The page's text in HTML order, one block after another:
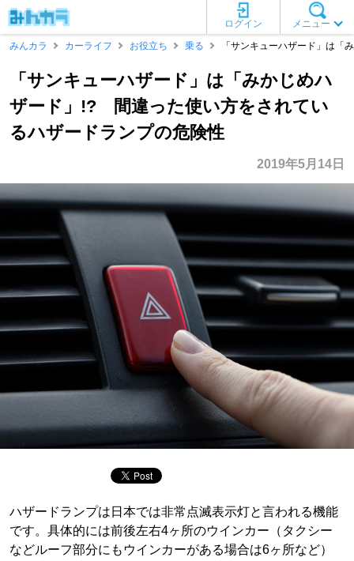
メニュー
ログイン
みんカラ
カーライフ お役立ち 乗る 「サンキューハザード」は
「サンキューハザード」は「みかじめハ
ザード」!? 間違った使い方をされてい
るハザードランプの危険性
2019年5月14日
ハザードランプは日本では非常点滅表示灯と言われる機能
です。具体的には前後左右4ヶ所のウインカー（タクシー
などルーフ部分にもウインカーがある場合は6ヶ所など）